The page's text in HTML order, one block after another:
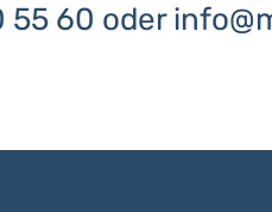
55 60 oder